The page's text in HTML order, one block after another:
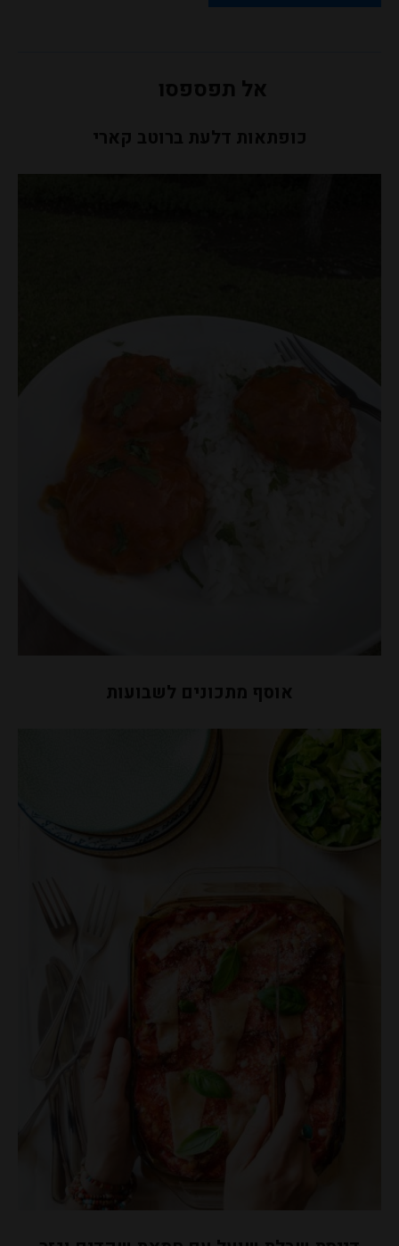
אל תפספסו
כופתאות דלעת ברוטב קארי
אוסף מתכונים לשבועות